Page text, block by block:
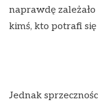
naprawdę
kimś, kto potrafi
Jednak